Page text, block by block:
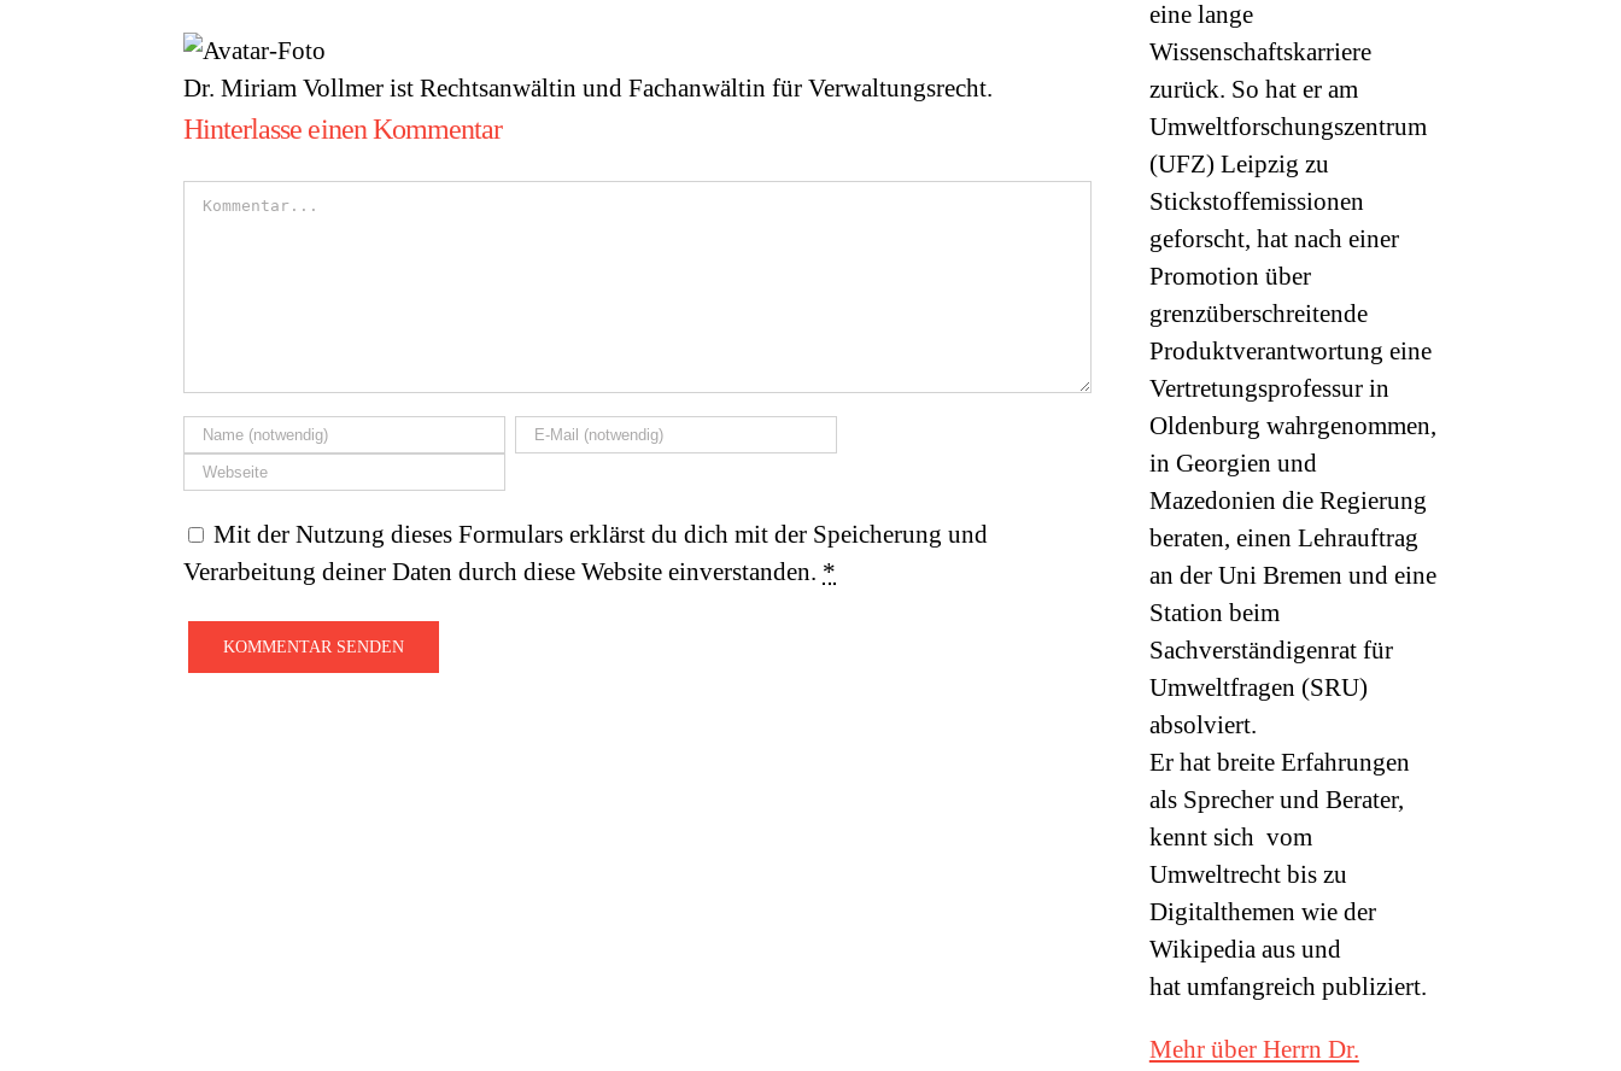
Dr. Miriam Vollmer ist Rechtsanwältin und Fachanwältin für Verwaltungsrecht.
Hinterlasse einen Kommentar
Kommentar
Mit der Nutzung dieses Formulars erklärst du dich mit der Speicherung und
Verarbeitung deiner Daten durch diese Website einverstanden. *
eine lange
Wissenschaftskarriere
zurück. So hat er am
Umweltforschungszentrum
(UFZ) Leipzig zu
Stickstoffemissionen
geforscht, hat nach einer
Promotion über
grenzüberschreitende
Produktverantwortung eine
Vertretungsprofessur in
Oldenburg wahrgenommen,
in Georgien und
Mazedonien die Regierung
beraten, einen Lehrauftrag
an der Uni Bremen und eine
Station beim
Sachverständigenrat für
Umweltfragen (SRU)
absolviert.
Er hat breite Erfahrungen
als Sprecher und Berater,
kennt sich vom
Umweltrecht bis zu
Digitalthemen wie der
Wikipedia aus und
hat umfangreich publiziert.
Mehr über Herrn Dr.